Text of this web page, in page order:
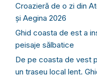
Croazieră de o zi din
și Aegina 2026
Ghid coasta de est a
peisaje sălbatice
De pe coasta de vest
un traseu local lent.